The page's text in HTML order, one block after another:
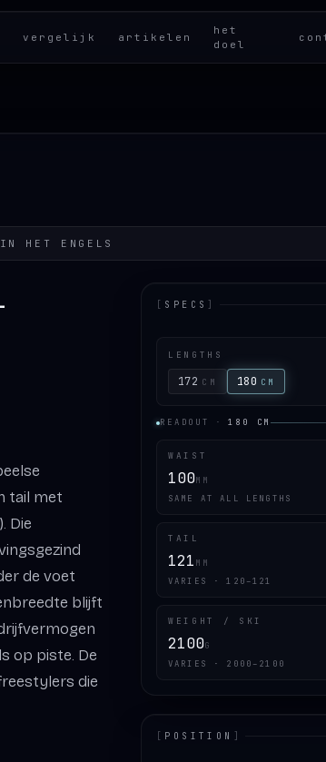
vergelijk artikelen
het
doel
HET ENGELS
tail met
Die
de voet
blijft
op piste. De
die
[ SPECS ]
LENGTHS
172 CM 180 CM
READOUT · 180 CM
WAIST
100MM
SAME AT ALL LENGTHS
TAIL
121 MM
VARIES · 120–121
WEIGHT / SKI
2100G
VARIES · 2000–2100
[ POSITION ]